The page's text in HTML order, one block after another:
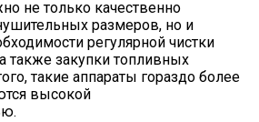
не только качественно
размеров, но и
регулярной чистки
также закупки топливных
такие аппараты гораздо более
высокой